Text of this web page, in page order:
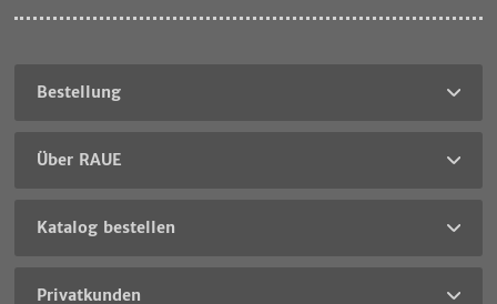
Bestellung
Über RAUE
Katalog bestellen
Privatkunden